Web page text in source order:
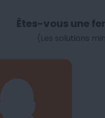
Êtes-vous une
(Les solutions